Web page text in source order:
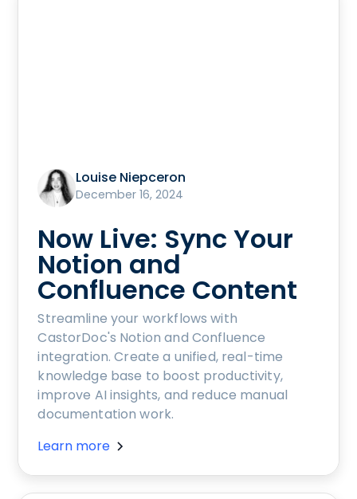
Louise Niepceron
December 16, 2024
Now Live: Sync Your
Notion and
Confluence Content
Streamline your workflows with
CastorDoc's Notion and Confluence
integration. Create a unified, real-time
knowledge base to boost productivity,
improve AI insights, and reduce manual
documentation work.
Learn more